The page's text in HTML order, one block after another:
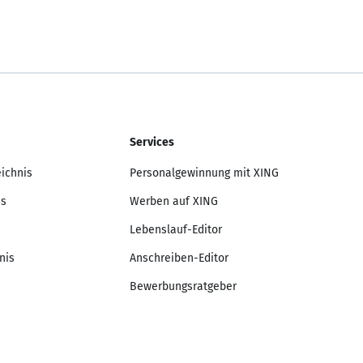
Services
Personalgewinnung mit XING
Werben auf XING
Lebenslauf-Editor
Anschreiben-Editor
Bewerbungsratgeber